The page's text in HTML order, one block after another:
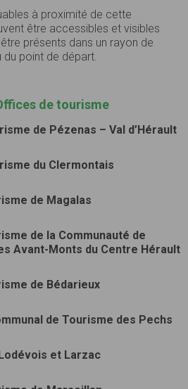
à proximité de cette
être accessibles et visibles
présents dans un rayon de
point de départ.
de tourisme
de Pézenas – Val d’Hérault
du Clermontais
de Magalas
de la Communauté de
Avant-Monts du Centre Hérault
de Bédarieux
de Tourisme des Pechs
et Larzac